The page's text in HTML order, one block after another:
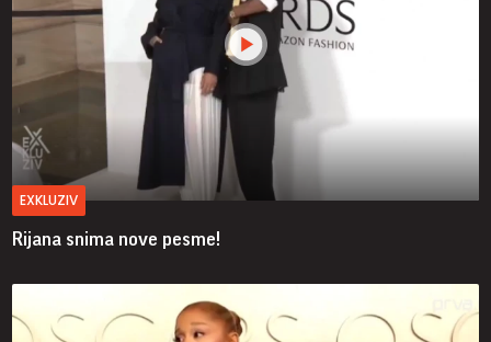
EXKLUZIV
Rijana snima nove pesme!